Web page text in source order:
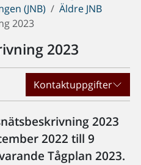
(JNB)
Äldre JNB
2023
2023
Kontaktuppgifter
2023
2022 till 9
Tågplan 2023.